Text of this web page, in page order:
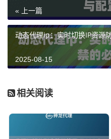
« 上一篇
动态代理ip：实时切换IP资源
2025-08-15
相关阅读